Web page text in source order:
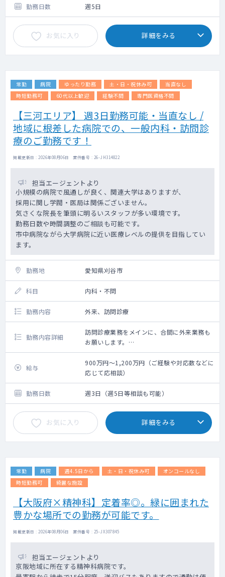
入院：急性期の担当医として急性期・療養の
患者さんの担当をお願いします。担当患者数
は概ね30人程（指定医の場合）。行動制限患
者の定期巡回（週2回程度）。
デイケア：通所者の問診（1日20～30名/1回
15分程度）。
⇒外来は、児童思春期～認知症までまんべん
なくいらっしゃいます。
4割程度。担当患者30名程（主治医分・担当
医分併せて）。
【委員会活動】
医療安全、感染対策、行動制限最小化などに
【カンファレンス】
医局会/週3回、退院支援委員会など
【教育研修活動】
初期臨床研修医や後期研修医の指導（可能な
らば）、コメディカルの指導や職員研修会の
勤務日数 週5日
お気に入り 詳細をみる
常勤 病院 ゆったり勤務 土・日・祝休み可
当直なし
時短勤務可
60代以上歓迎 経験不問 専門医資格不問
【三河エリア】 週3日勤務可能・当直なし /
地域に根差した病院での、一般内科・訪問診
療のご勤務です！
掲載更新日 : 2026年08月06日 案件番号 : 26-JH314822
担当エージェントより
小規模の病院で風通しが良く、関連大学はありますが、
採用に関し学閥・医局は関係ございません。
気さくな院長を筆頭に明るいスタッフが多い環境です。
勤務日数や時間調整のご相談も可能です。
市中病院ながら大学病院に近い医療レベルの提供を目指してい
ます。
勤務地 愛知県刈谷市
科目 内科・不問
勤務内容 外来、訪問診療
勤務内容詳細
訪問診療業務をメインに、合間に外来業務も
お願いします。
法人内の関連施設（病院隣接）の50～60名程
度をメインに、近隣の居宅も1～3件程お願い
致します。
外来は一般内科外来をはじめ、先生のご専門
に応じてお願いしております。
給与
900万円～1,200万円（ご経験や対応数などに
応じて応相談）
勤務日数 週3日（週5日等相談も可能）
お気に入り 詳細をみる
常勤 病院 週4.5日から 土・日・祝休み可
オンコールなし
時短勤務可
綺麗な施設
【大阪府×精神科】定着率◎。緑に囲まれた
豊かな場所での勤務が可能です。
掲載更新日 : 2026年08月06日 案件番号 : 25-JX307845
担当エージェントより
京阪地域に所在する精神科病院です。